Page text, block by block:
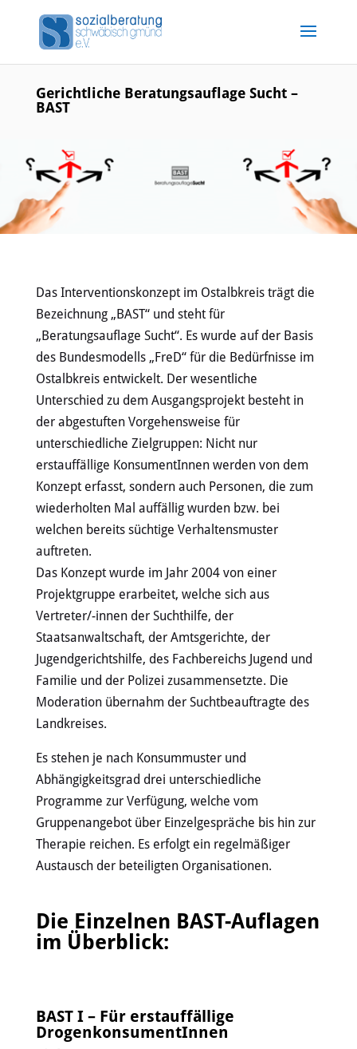
Gerichtliche Beratungsauflage Sucht –
BAST
Das Interventionskonzept im Ostalbkreis trägt die
Bezeichnung „BAST“ und steht für
„Beratungsauflage Sucht“. Es wurde auf der Basis
des Bundesmodells „FreD“ für die Bedürfnisse im
Ostalbkreis entwickelt. Der wesentliche
Unterschied zu dem Ausgangsprojekt besteht in
der abgestuften Vorgehensweise für
unterschiedliche Zielgruppen: Nicht nur
erstauffällige KonsumentInnen werden von dem
Konzept erfasst, sondern auch Personen, die zum
wiederholten Mal auffällig wurden bzw. bei
welchen bereits süchtige Verhaltensmuster
auftreten.
Das Konzept wurde im Jahr 2004 von einer
Projektgruppe erarbeitet, welche sich aus
Vertreter/-innen der Suchthilfe, der
Staatsanwaltschaft, der Amtsgerichte, der
Jugendgerichtshilfe, des Fachbereichs Jugend und
Familie und der Polizei zusammensetzte. Die
Moderation übernahm der Suchtbeauftragte des
Landkreises.
Es stehen je nach Konsummuster und
Abhängigkeitsgrad drei unterschiedliche
Programme zur Verfügung, welche vom
Gruppenangebot über Einzelgespräche bis hin zur
Therapie reichen. Es erfolgt ein regelmäßiger
Austausch der beteiligten Organisationen.
Die Einzelnen BAST-Auflagen
im Überblick:
BAST I – Für erstauffällige
DrogenkonsumentInnen